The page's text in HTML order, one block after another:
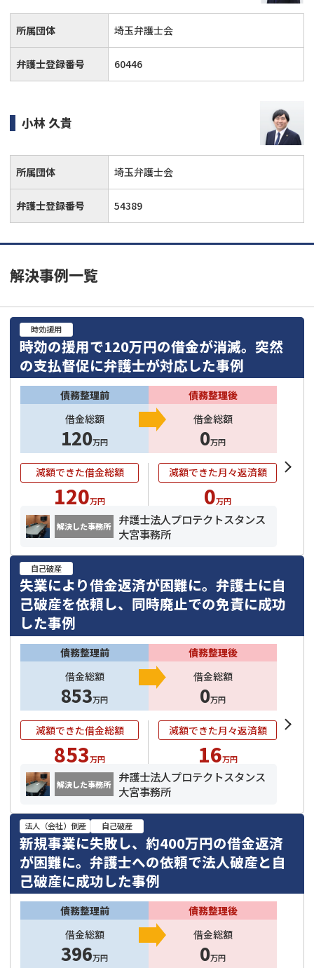
所属団体 埼玉弁護士会
弁護士登録番号 60446
小林 久貴
所属団体 埼玉弁護士会
弁護士登録番号 54389
解決事例一覧
時効援用
時効の援用で120万円の借金が消滅。突然
の支払督促に弁護士が対応した事例
債務整理前
借金総額
120万円
債務整理後
借金総額
0万円
減額できた借金総額
120万円
減額できた月々返済額
0万円
解決した事務所
弁護士法人プロテクトスタンス
大宮事務所
自己破産
失業により借金返済が困難に。弁護士に自
己破産を依頼し、同時廃止での免責に成功
した事例
債務整理前
借金総額
853万円
債務整理後
借金総額
0万円
減額できた借金総額
853万円
減額できた月々返済額
16万円
解決した事務所
弁護士法人プロテクトスタンス
大宮事務所
法人（会社）倒産 自己破産
新規事業に失敗し、約400万円の借金返済
が困難に。弁護士への依頼で法人破産と自
己破産に成功した事例
債務整理前
借金総額
396万円
債務整理後
借金総額
0万円